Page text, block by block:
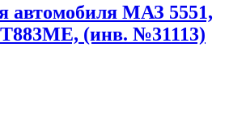
автомобиля МАЗ 5551,
Т883МЕ, (инв. №31113)